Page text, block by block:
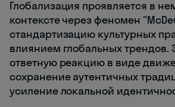
Глобализация проявляется в
контексте через феномен
стандартизацию культурных
влиянием глобальных трендов.
ответную реакцию в виде
сохранение аутентичных
усиление локальной